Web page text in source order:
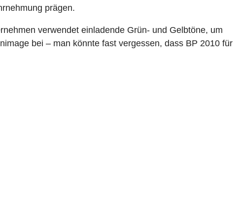
prägen.
verwendet einladende Grün- und Gelbtöne, um
bei – man könnte fast vergessen, dass BP 2010 für